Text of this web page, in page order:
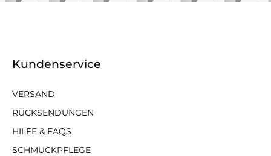
Kundenservice
VERSAND
RÜCKSENDUNGEN
HILFE & FAQS
SCHMUCKPFLEGE